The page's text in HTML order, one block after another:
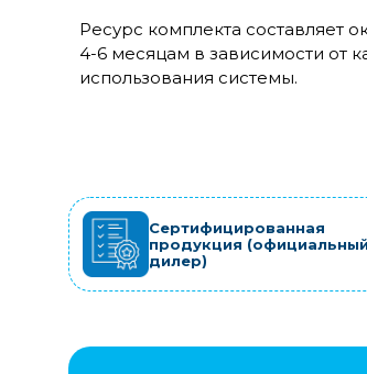
Ресурс комплекта составляет
4-6 месяцам в зависимости от
использования системы.
Сертифицированная
продукция (официальный
дилер)